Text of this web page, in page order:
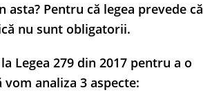
Pentru că legea prevede că
nu sunt obligatorii.
Legea 279 din 2017 pentru a o
analiza 3 aspecte: